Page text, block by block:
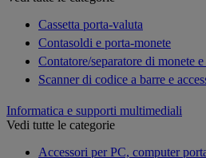
Cassetta porta-valuta
Contasoldi e porta-monete
Contatore/separatore di monete
Scanner di codice a barre e
Informatica e supporti multimediali
Vedi tutte le categorie
Accessori per PC, computer